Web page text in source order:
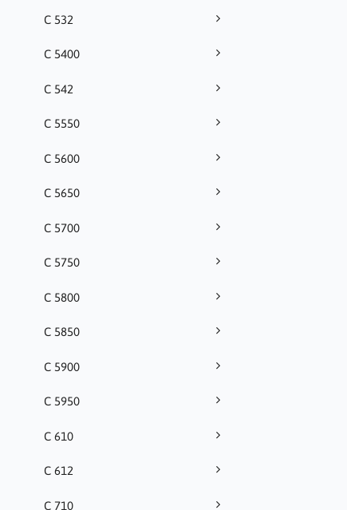
C 532
C 5400
C 542
C 5550
C 5600
C 5650
C 5700
C 5750
C 5800
C 5850
C 5900
C 5950
C 610
C 612
C 710